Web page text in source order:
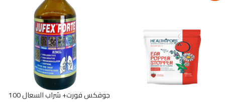
جوفكس فورت+ شراب السعال 100